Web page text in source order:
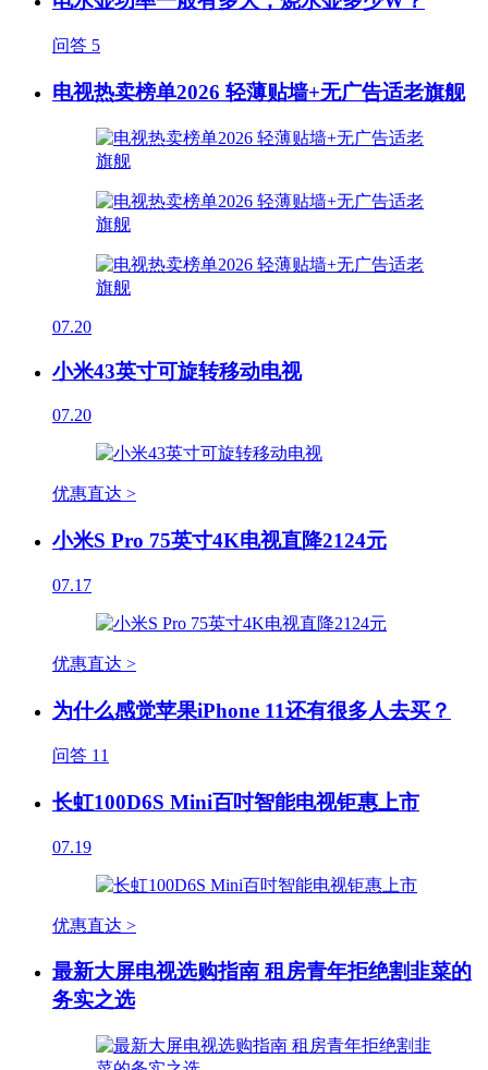
问答 5
电视热卖榜单2026 轻薄贴墙+无广告适老旗舰
07.20
小米43英寸可旋转移动电视
07.20
优惠直达 >
小米S Pro 75英寸4K电视直降2124元
07.17
优惠直达 >
为什么感觉苹果iPhone 11还有很多人去买？
问答 11
长虹100D6S Mini百吋智能电视钜惠上市
07.19
优惠直达 >
最新大屏电视选购指南 租房青年拒绝割韭菜的
务实之选